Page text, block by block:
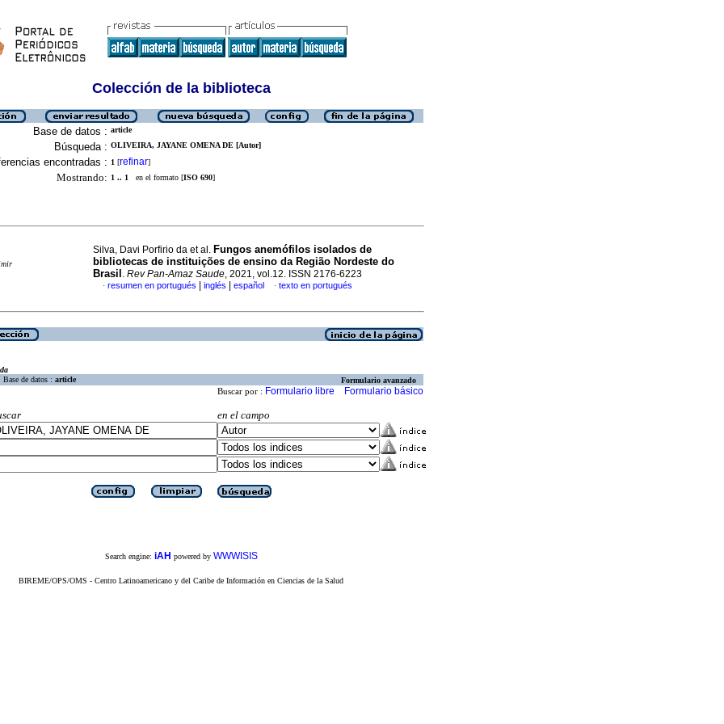
Colección de la biblioteca
Base de datos : article
Búsqueda : OLIVEIRA, JAYANE OMENA DE [Autor]
encontradas : 1 [refinar]
Mostrando: 1 .. 1 en el formato [ISO 690]
Silva, Davi Porfirio da et al. Fungos anemófilos isolados de
bibliotecas de instituições de ensino da Região Nordeste do
Brasil . Rev Pan-Amaz Saude, 2021, vol.12. ISSN 2176-6223
· resumen en portugués inglés español · texto en portugués
Base de datos : article Formulario avanzado
Buscar por : Formulario libre Formulario básico
en el campo
Search engine: iAH powered by WWWISIS
BIREME/OPS/OMS - Centro Latinoamericano y del Caribe de Información en Ciencias de la Salud